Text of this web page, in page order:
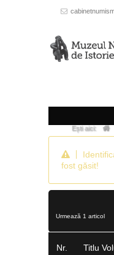
Ești aici:
fost găsit!
Urmează 1 articol
Nr.
Titlu